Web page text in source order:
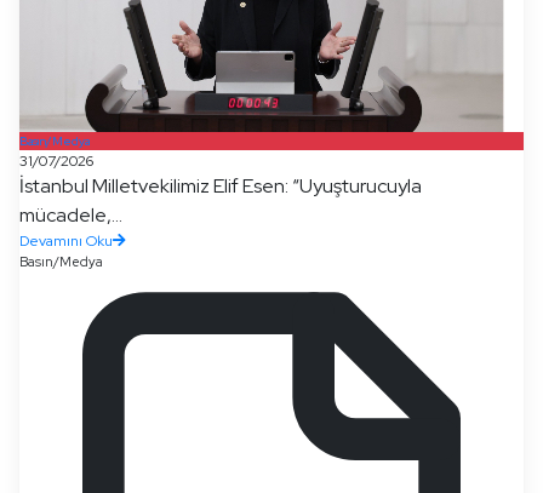
Basın/Medya
31/07/2026
İstanbul Milletvekilimiz Elif Esen: “Uyuşturucuyla
mücadele,...
Devamını Oku
Basın/Medya